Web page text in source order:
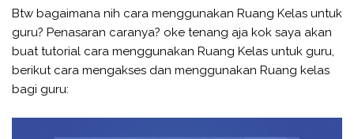
Btw bagaimana nih cara menggunakan Ruang Kelas untuk
guru? Penasaran caranya? oke tenang aja kok saya akan
buat tutorial cara menggunakan Ruang Kelas untuk guru,
berikut cara mengakses dan menggunakan Ruang kelas
bagi guru: